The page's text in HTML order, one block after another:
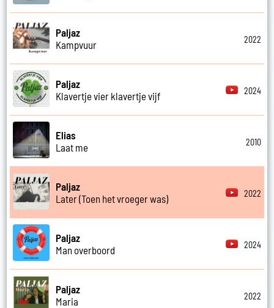
Paljaz
Kampvuur
2022
Paljaz
Klavertje vier klavertje vijf
2024
Elias
Laat me
2010
Paljaz
Later (Toen het vroeger was)
2022
Paljaz
Man overboord
2024
Paljaz
Maria
2022